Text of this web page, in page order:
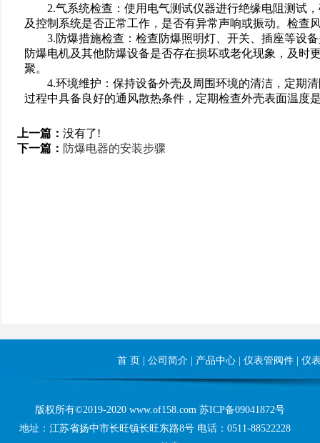
2.气系统检查‌：使用电气测试仪器进行绝缘电阻测试
及控制系统是否正常工作，是否有异常声响或振动。检查
3.防爆措施检查‌：检查防爆照明灯、开关、插座等设
防爆电机及其他防爆设备是否存在损坏或老化现象，及时
聚‌‌‌。
4.环境维护‌：保持设备外壳及周围环境的清洁，定期
过程中具备良好的通风散热条件，定期检查外壳表面温度
上一篇： 没有了!
下一篇： 防爆电器的安装步骤
首 页 公司简介| 产品中心| 仪表管阀件| 仪
版权所有©2019-2020 www.of158.com 苏ICP备09041872号
地址：江苏省扬中市长旺镇长旺东路8号 电话：0511-88522228